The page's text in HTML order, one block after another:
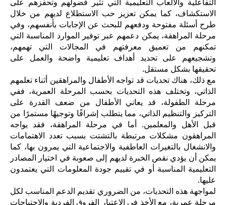
الاستكشاف، كما يمكن تعزيز حب الاستطلاع لديهم من خلال
طرح أسئلة مفتوحة ودفعهم للبحث عن الإجابات بأنفسهم، وفي
مرحلة المراهقة، يمكن دعمهم عبر توفير الموارد المناسبة التي
تمكنهم من تعميق معرفتهم في المجالات التي تهمهم،
وتشجيعهم على تحديد أهداف تعليمية واضحة والعمل على
تحقيقها بشكل مستقل.
مع ذلك، هناك تحديات قد تواجه الأطفال والمراهقين أثناء تعلمهم
الذاتي، وتختلف هذه التحديات بحسب المرحلة العمرية، ففي
مرحلة الطفولة، قد يعاني الأطفال من ضعف القدرة على
التركيز والتنظيم الذاتي، مما يتطلب إشرافًا وتوجيهًا مستمرًا من
قبل الأهل والمعلمين. أما في مرحلة المراهقة، فقد يواجه
المراهقون مشكلات مرتبطة بالتشتت بسبب تعدد الاهتمامات
والانشغال بالتغيرات العاطفية والاجتماعية التي يمرون بها، كما
يمكن أن يؤدي نقص الخبرة لديهم إلى صعوبة في اختيار المصادر
التعليمية المناسبة أو في تقييم جودة المعلومات التي يعتمدون
عليها.
لمواجهة هذه التحديات، من الضروري تقديم الدعم المناسب لكل
مرحلة عمرية، مع الأخذ في الاعتبار الفروق الفردية والاحتياجات